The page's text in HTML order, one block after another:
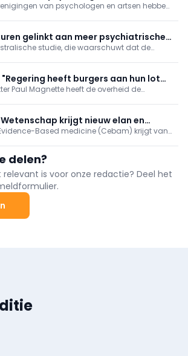
van psychologen en artsen hebben
gelinkt aan meer psychiatrische
studie, die waarschuwt dat de
heeft burgers aan hun lot
Paul Magnette heeft de overheid de
niet gehaald van de lethargie van de
krijgt nieuw elan en
Based medicine (Cebam) krijgt van
voor het grote publiek via het project
delen?
relevant is voor onze redactie? Deel het